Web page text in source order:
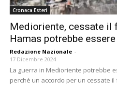
Cronaca Esteri
Medioriente, cessate il
Hamas potrebbe essere
Redazione Nazionale -
17 Dicembre 2024
La guerra in Medioriente potrebbe
perchè un accordo per un cessate il